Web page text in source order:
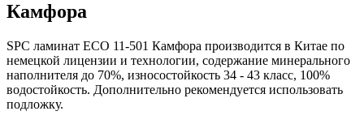
Камфора
SPC ламинат ЕСО 11-501 Камфора производится в Китае по
немецкой лицензии и технологии, содержание минерального
наполнителя до 70%, износостойкость 34 - 43 класс, 100%
водостойкость. Дополнительно рекомендуется использовать
подложку.